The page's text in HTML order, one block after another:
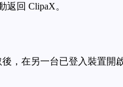
回 ClipaX。
，在另一台已登入裝置開